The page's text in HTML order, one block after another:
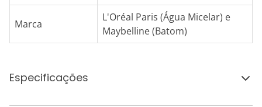
Marca
L'Oréal Paris (Água Micelar) e
Maybelline (Batom)
Especificações